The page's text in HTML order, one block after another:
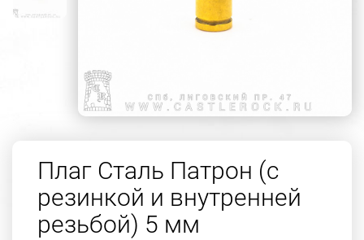
Плаг Сталь Патрон (с
резинкой и внутренней
резьбой) 5 мм